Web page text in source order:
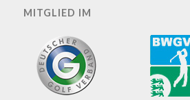
MITGLIED IM